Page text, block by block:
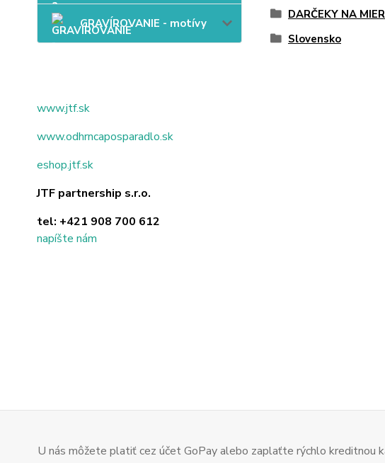
GRAVÍROVANIE - motívy
www.jtf.sk
www.odhrncaposparadlo.sk
eshop.jtf.sk
JTF partnership s.r.o.
tel: +421 908 700 612
napíšte nám
DARČEKY NA
Slovensko
U nás môžete platiť cez účet GoPay alebo zaplaťte rýchlo kreditnou